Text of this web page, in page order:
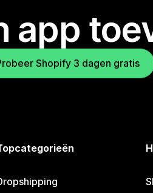
app
Shopify 3 dagen gratis